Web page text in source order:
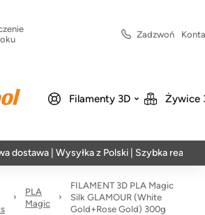
Zadzwoń
Filamenty 3D Żywice
| Wysyłka z Polski | Szybka realizacja w
PLA
Magic
FILAMENT 3D PLA Magic
Silk GLAMOUR (White
Gold+Rose Gold) 300g